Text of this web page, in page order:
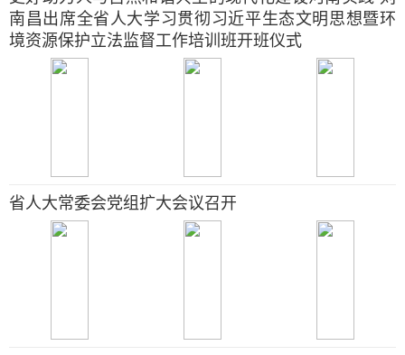
南昌出席全省人大学习贯彻习近平生态文明思想暨环
境资源保护立法监督工作培训班开班仪式
省人大常委会党组扩大会议召开